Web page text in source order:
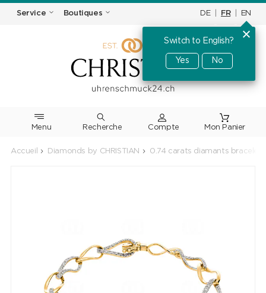
Service Boutiques DE FR EN
Switch to English?
Yes No
Menu Recherche
Accueil Diamonds by CHRISTIAN 0.74 carats diamants bracelet